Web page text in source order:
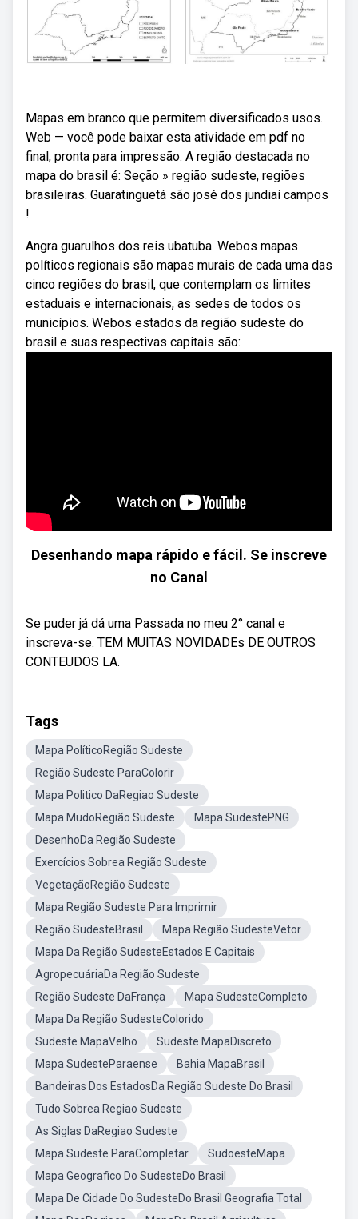
Mapas em branco que permitem diversificados usos.
Web — você pode baixar esta atividade em pdf no
final, pronta para impressão. A região destacada no
mapa do brasil é: Seção » região sudeste, regiões
brasileiras. Guaratinguetá são josé dos jundiaí campos
!
Angra guarulhos dos reis ubatuba. Webos mapas
políticos regionais são mapas murais de cada uma das
cinco regiões do brasil, que contemplam os limites
estaduais e internacionais, as sedes de todos os
municípios. Webos estados da região sudeste do
brasil e suas respectivas capitais são:
Desenhando mapa rápido e fácil. Se inscreve
no Canal
Se puder já dá uma Passada no meu 2° canal e
inscreva-se. TEM MUITAS NOVIDADEs DE OUTROS
CONTEUDOS LA.
Tags
Mapa PolíticoRegião Sudeste
Região Sudeste ParaColorir
Mapa Politico DaRegiao Sudeste
Mapa MudoRegião Sudeste
Mapa SudestePNG
DesenhoDa Região Sudeste
Exercícios Sobrea Região Sudeste
VegetaçãoRegião Sudeste
Mapa Região Sudeste Para Imprimir
Região SudesteBrasil
Mapa Região SudesteVetor
Mapa Da Região SudesteEstados E Capitais
AgropecuáriaDa Região Sudeste
Região Sudeste DaFrança
Mapa SudesteCompleto
Mapa Da Região SudesteColorido
Sudeste MapaVelho
Sudeste MapaDiscreto
Mapa SudesteParaense
Bahia MapaBrasil
Bandeiras Dos EstadosDa Região Sudeste Do Brasil
Tudo Sobrea Regiao Sudeste
As Siglas DaRegiao Sudeste
Mapa Sudeste ParaCompletar
SudoesteMapa
Mapa Geografico Do SudesteDo Brasil
Mapa De Cidade Do SudesteDo Brasil Geografia Total